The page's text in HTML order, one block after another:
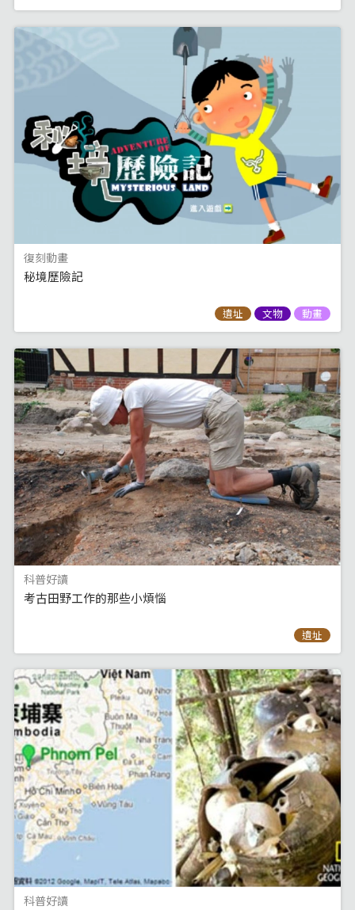
復刻動畫
秘境歷險記
遺址 文物 動畫
科普好讀
考古田野工作的那些小煩惱
遺址
科普好讀